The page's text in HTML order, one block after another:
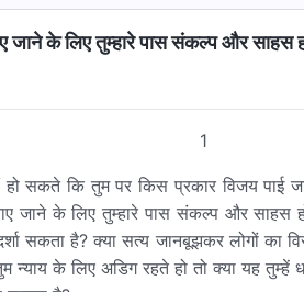
के लिए तुम्हारे पास संकल्प और साहस
1
कि तुम पर किस प्रकार विजय पाई
के लिए तुम्हारे पास संकल्प और साहस
सकता है? क्या सत्य जानबूझकर लोगों
न्याय के लिए अडिग रहते हो तो क्या यह